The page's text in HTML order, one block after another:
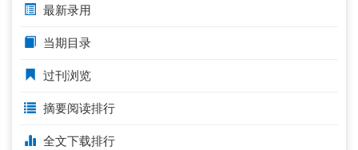
最新录用
当期目录
过刊浏览
摘要阅读排行
全文下载排行